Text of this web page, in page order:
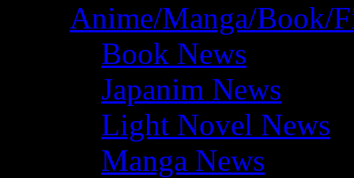
Anime/Manga/Book/
Book News
Japanim News
Light Novel News
Manga News